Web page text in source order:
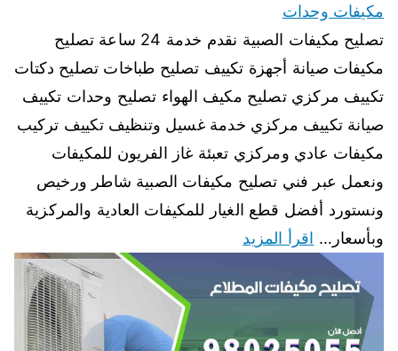
مكيفات وحدات
تصليح مكيفات الصبية نقدم خدمة 24 ساعة تصليح
مكيفات صيانة أجهزة تكييف تصليح طباخات تصليح دكتات
تكييف مركزي تصليح مكيف الهواء تصليح وحدات تكييف
صيانة تكييف مركزي خدمة غسيل وتنظيف تكييف تركيب
مكيفات عادي ومركزي تعبئة غاز الفريون للمكيفات
ونعمل عبر فني تصليح مكيفات الصبية شاطر ورخيص
ونستورد أفضل قطع الغيار للمكيفات العادية والمركزية
وبأسعار… اقرأ المزيد